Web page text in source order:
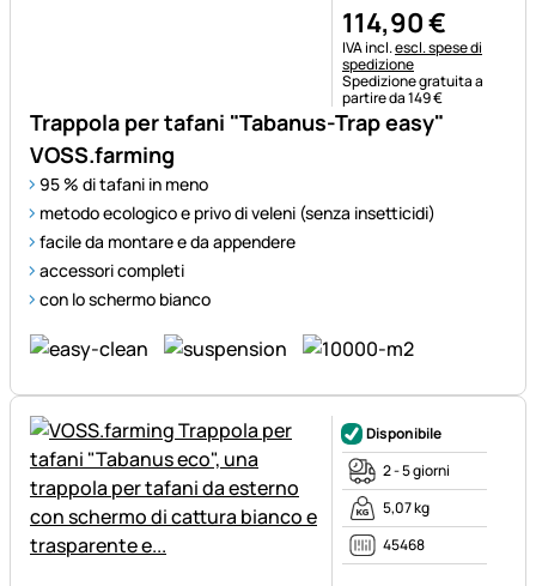
Trappola per tafani "Tabanus-Trap easy"
VOSS.farming
95 % di tafani in meno
metodo ecologico e privo di veleni (senza insetticidi)
facile da montare e da appendere
accessori completi
con lo schermo bianco
114,90€
Informazioni fiscali:
IVA incl.escl. spese di
spedizione
Spedizione gratuita a
partire da 149 €
Disponibile
2 - 5 giorni
5,07 kg
45468